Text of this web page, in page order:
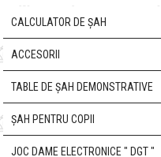
CALCULATOR DE ȘAH
ACCESORII
TABLE DE ȘAH DEMONSTRATIVE
ȘAH PENTRU COPII
JOC DAME ELECTRONICE " DGT "